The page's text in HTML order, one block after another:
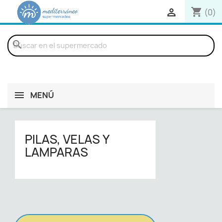
shopping_cart (0)

search
MENÚ
PILAS, VELAS Y
LAMPARAS